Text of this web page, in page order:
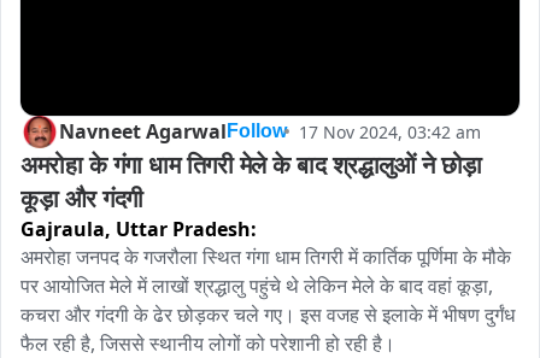
Navneet Agarwal Follow 17 Nov 2024, 03:42 am
अमरोहा के गंगा धाम तिगरी मेले के बाद श्रद्धालुओं ने छोड़ा
कूड़ा और गंदगी
Gajraula, Uttar Pradesh:
अमरोहा जनपद के गजरौला स्थित गंगा धाम तिगरी में कार्तिक पूर्णिमा के मौके
पर आयोजित मेले में लाखों श्रद्धालु पहुंचे थे लेकिन मेले के बाद वहां कूड़ा,
कचरा और गंदगी के ढेर छोड़कर चले गए। इस वजह से इलाके में भीषण दुर्गंध
फैल रही है, जिससे स्थानीय लोगों को परेशानी हो रही है।